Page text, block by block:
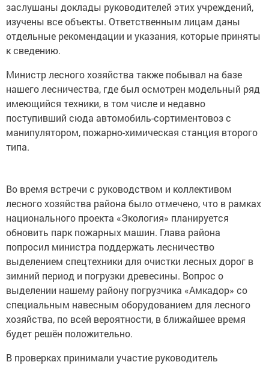
заслушаны доклады руководителей этих учреждений,
изучены все объекты. Ответственным лицам даны
отдельные рекомендации и указания, которые приняты
к сведению.
Министр лесного хозяйства также побывал на базе
нашего лесничества, где был осмотрен модельный ряд
имеющийся техники, в том числе и недавно
поступивший сюда автомобиль-сортиментовоз с
манипулятором, пожарно-химическая станция второго
типа.
Во время встречи с руководством и коллективом
лесного хозяйства района было отмечено, что в рамках
национального проекта «Экология» планируется
обновить парк пожарных машин. Глава района
попросил министра поддержать лесничество
выделением спецтехники для очистки лесных дорог в
зимний период и погрузки древесины. Вопрос о
выделении нашему району погрузчика «Амкадор» со
специальным навесным оборудованием для лесного
хозяйства, по всей вероятности, в ближайшее время
будет решён положительно.
В проверках принимали участие руководитель